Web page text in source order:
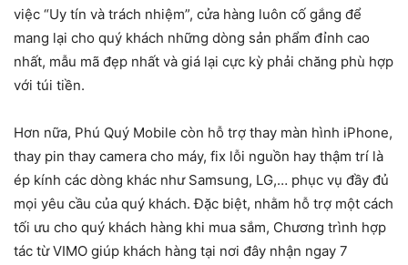
việc “Uy tín và trách nhiệm”, cửa hàng luôn cố gắng để
mang lại cho quý khách những dòng sản phẩm đỉnh cao
nhất, mẫu mã đẹp nhất và giá lại cực kỳ phải chăng phù hợp
với túi tiền.
Hơn nữa, Phú Quý Mobile còn hỗ trợ thay màn hình iPhone,
thay pin thay camera cho máy, fix lỗi nguồn hay thậm trí là
ép kính các dòng khác như Samsung, LG,… phục vụ đầy đủ
mọi yêu cầu của quý khách.Đặc biệt, nhằm hỗ trợ một cách
tối ưu cho quý khách hàng khi mua sắm, Chương trình hợp
tác từ VIMO giúp khách hàng tại nơi đây nhận ngay 7